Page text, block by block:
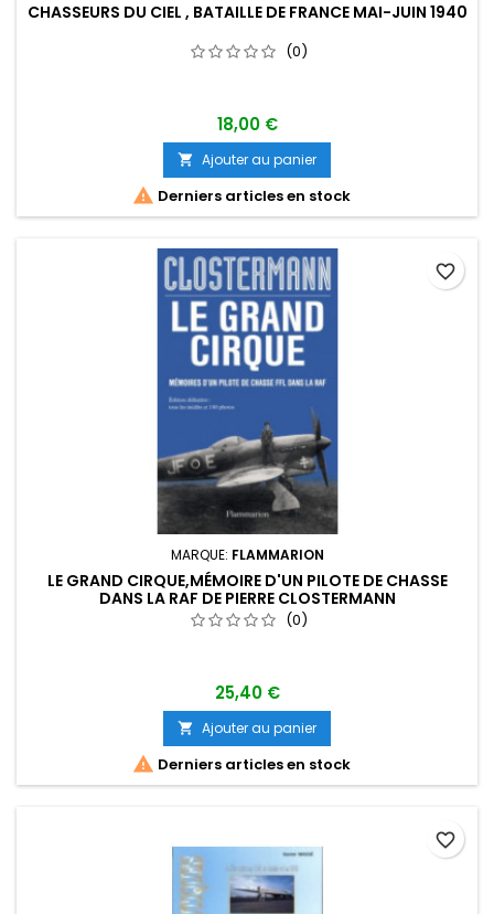
CHASSEURS DU CIEL , BATAILLE DE FRANCE MAI-JUIN 1940
(0)
18,00 €
 Ajouter au panier
 Derniers articles en stock
MARQUE: FLAMMARION
LE GRAND CIRQUE,MÉMOIRE D'UN PILOTE DE CHASSE
DANS LA RAF DE PIERRE CLOSTERMANN
(0)
25,40 €
 Ajouter au panier
 Derniers articles en stock
favorite_border
favorite_border